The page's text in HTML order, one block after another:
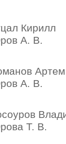
Кирилл
А. В.
Артем
А. В.
Т. В.